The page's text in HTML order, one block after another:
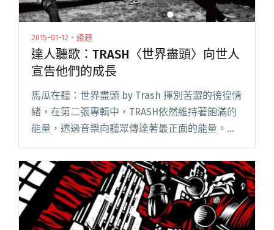
2015-01-12・議題
達人聽歌：TRASH〈世界盡頭〉向世人
宣告他們的成長
馬瓜在聽：世界盡頭 by Trash 揮別苦澀的徬徨情
緒，在第二張專輯中，TRASH依然維持著飽滿的
能量，透過音樂向聽眾傳達著最正面的能量。
「世界盡頭」是首好聽不落俗套的搖滾曲目，從
開場簡單的旋律基調，到後半部生猛有力的吉他
獨奏與眾人合唱；閱讀全文 "達人聽歌：
TRASH〈世界盡頭〉向世人宣告他們的成長"